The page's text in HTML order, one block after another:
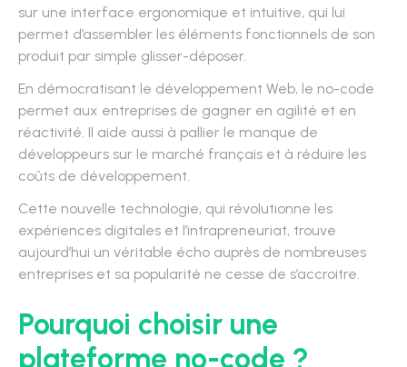
sur une interface ergonomique et intuitive, qui lui
permet d’assembler les éléments fonctionnels de son
produit par simple glisser-déposer.
En démocratisant le développement Web, le no-code
permet aux entreprises de gagner en agilité et en
réactivité. Il aide aussi à pallier le manque de
développeurs sur le marché français et à réduire les
coûts de développement.
Cette nouvelle technologie, qui révolutionne les
expériences digitales et l’intrapreneuriat, trouve
aujourd’hui un véritable écho auprès de nombreuses
entreprises et sa popularité ne cesse de s’accroitre.
Pourquoi choisir une
plateforme no-code ?